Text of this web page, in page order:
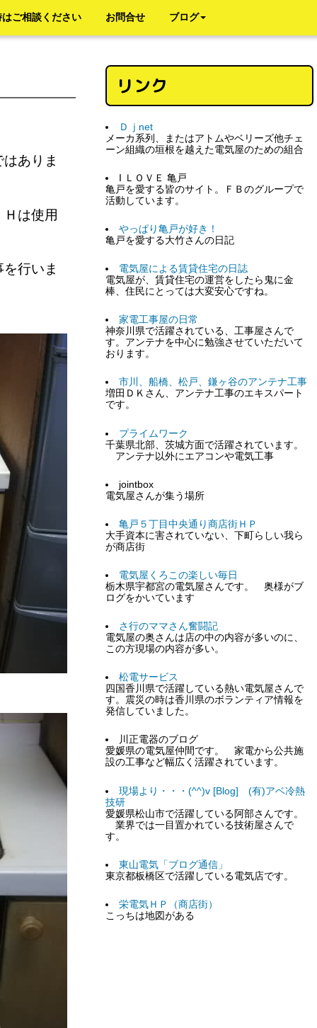
ご相談ください お問合せ ブログ
ありま
は使用
行いま
リンク
Ｄｊnet
メーカ系列、またはアトムやベリーズ他チェ
ーン組織の垣根を越えた電気屋のための組合
I ＬＯＶＥ 亀戸
亀戸を愛する皆のサイト。ＦＢのグループで
活動しています。
やっぱり亀戸が好き！
亀戸を愛する大竹さんの日記
電気屋による賃貸住宅の日誌
電気屋が、賃貸住宅の運営をしたら鬼に金
棒、住民にとっては大変安心ですね。
家電工事屋の日常
神奈川県で活躍されている、工事屋さんで
す。アンテナを中心に勉強させていただいて
おります。
市川、船橋、松戸、鎌ヶ谷のアンテナ工事
増田ＤＫさん、アンテナ工事のエキスパート
です。
プライムワーク
千葉県北部、茨城方面で活躍されています。
アンテナ以外にエアコンや電気工事
jointbox
電気屋さんが集う場所
亀戸５丁目中央通り商店街ＨＰ
大手資本に害されていない、下町らしい我ら
が商店街
電気屋くろこの楽しい毎日
栃木県宇都宮の電気屋さんです。 奥様がブ
ログをかいています
さ行のママさん奮闘記
電気屋の奥さんは店の中の内容が多いのに、
この方現場の内容が多い。
松電サービス
四国香川県で活躍している熱い電気屋さんで
す。震災の時は香川県のボランティア情報を
発信していました。
川正電器のブログ
愛媛県の電気屋仲間です。 家電から公共施
設の工事など幅広く活躍されています。
現場より・・・(^^)v [Blog] (有)アベ冷熱
技研
愛媛県松山市で活躍している阿部さんです。
業界では一目置かれている技術屋さんで
す。
東山電気「ブログ通信」
東京都板橋区で活躍している電気店です。
栄電気ＨＰ（商店街）
こっちは地図がある